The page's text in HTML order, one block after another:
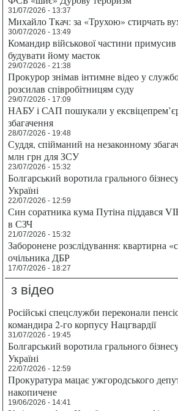
31/07/2026 - 13:37
Михайло Ткач: за «Трухою» стирчать
30/07/2026 - 13:49
Командир військової частини примусив
будувати йому маєток
29/07/2026 - 21:38
Прокурор знімав інтимне відео у
розсилав співробітницям суду
29/07/2026 - 17:09
НАБУ і САП пошукали у
збагачення
28/07/2026 - 19:48
Суддя, спійманий на незаконному
млн грн для ЗСУ
23/07/2026 - 15:32
Болгарський воротила грального
Україні
22/07/2026 - 12:59
Син соратника кума Путіна піддався
в СЗЧ
21/07/2026 - 15:32
Заборонене розслідування: квартирна
очільника ДБР
17/07/2026 - 18:27
з відео
Російські спецслужби переконали
командира 2-го корпусу Нацгвардії
31/07/2026 - 19:45
Болгарський воротила грального
Україні
22/07/2026 - 12:59
Прокуратура мацає ужгородського
накопичене
19/06/2026 - 14:41